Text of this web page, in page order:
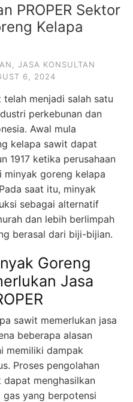
PROPER Sektor
Kelapa
JASA KONSULTAN
6, 2024
menjadi salah satu
perkebunan dan
Awal mula
kelapa sawit dapat
1917 ketika perusahaan
minyak goreng kelapa
saat itu, minyak
sebagai alternatif
dan lebih berlimpah
berasal dari biji-bijian.
Goreng
Jasa
sawit memerlukan jasa
beberapa alasan
memiliki dampak
Proses pengolahan
menghasilkan
gas yang berpotensi